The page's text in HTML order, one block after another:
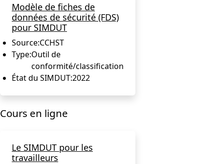
Modèle de fiches de
données de sécurité (FDS)
pour SIMDUT
Source:CCHST
Type:Outil de
conformité/classification
État du SIMDUT:2022
Cours en ligne
Le SIMDUT pour les
travailleurs